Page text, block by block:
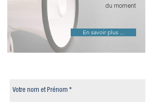
En savoir plus ...
du moment